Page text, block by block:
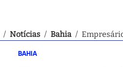
/ Notícias / Bahia /
BAHIA